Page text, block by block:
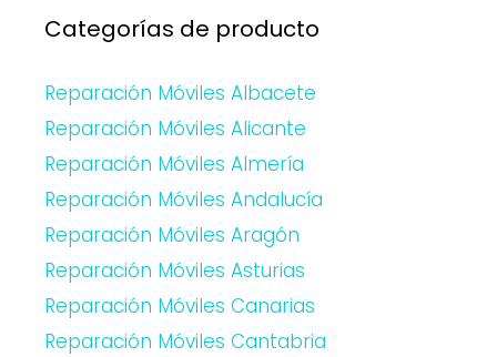
Categorías de producto
Reparación Móviles Albacete
Reparación Móviles Alicante
Reparación Móviles Almería
Reparación Móviles Andalucía
Reparación Móviles Aragón
Reparación Móviles Asturias
Reparación Móviles Canarias
Reparación Móviles Cantabria